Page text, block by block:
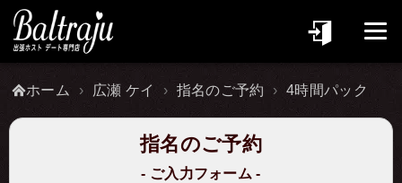
ホーム 広瀬 ケイ 指名のご予約 4時間パック
指名のご予約
ご入力フォーム